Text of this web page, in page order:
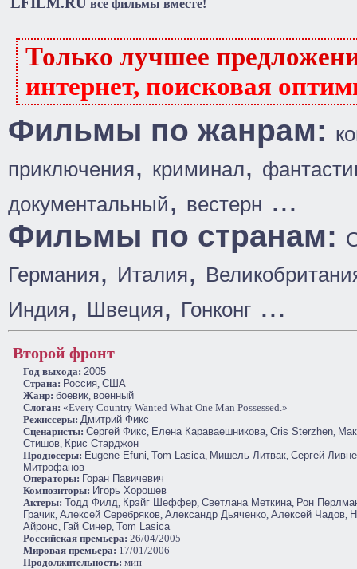
все фильмы вместе!
Только лучшее
интернет, поисковая
Фильмы по жанрам:
приключения, криминал,
документальный, вестерн ...
Фильмы по странам:
Германия, Италия,
Индия, Швеция, Гонконг ...
Второй фронт
Год выхода: 2005
Cтрана: Россия, США
Жанр: боевик, военный
Слоган: «Every Country Wanted What One Man Possessed.»
Режиссеры: Дмитрий Фикс
Сценаристы: Сергей Фикс, Елена Караваешникова, Cris Sterzhen,
Стишов, Крис Старджон
Продюсеры: Eugene Efuni, Tom Lasica, Мишель Литвак, Сергей
Митрофанов
Операторы:
Горан Павичевич
Композиторы: Игорь Хорошев
Актеры:
Тодд Филд, Крэйг Шеффер, Светлана Меткина, Рон
Грачик, Алексей Серебряков, Александр Дьяченко, Алексей Чадов,
Айронс, Гай Синер,
Tom Lasica
Российская премьера: 26/04/2005
Мировая премьера: 17/01/2006
Продолжительность: мин